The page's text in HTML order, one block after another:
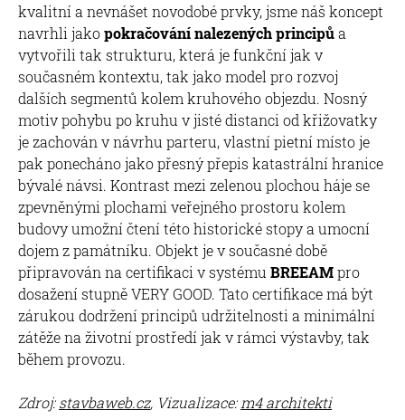
kvalitní a nevnášet novodobé prvky, jsme náš koncept
navrhli jakopokračování nalezených principůa
vytvořili tak strukturu, která je funkční jak v
současném kontextu, tak jako model pro rozvoj
dalších segmentů kolem kruhového objezdu. Nosný
motiv pohybu po kruhu v jisté distanci od křižovatky
je zachován v návrhu parteru, vlastní pietní místo je
pak ponecháno jako přesný přepis katastrální hranice
bývalé návsi. Kontrast mezi zelenou plochou háje se
zpevněnými plochami veřejného prostoru kolem
budovy umožní čtení této historické stopy a umocní
dojem z památníku. Objekt je v současné době
připravován na certifikaci v systému BREEAMpro
dosažení stupně VERY GOOD. Tato certifikace má být
zárukou dodržení principů udržitelnosti a minimální
zátěže na životní prostředí jak v rámci výstavby, tak
během provozu.
Zdroj:stavbaweb.cz, Vizualizace: m4 architekti